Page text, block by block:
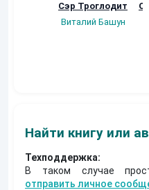
Сэр Троглодит
Виталий Башун
Найти книгу или
Техподдержка:
В таком случае
отправить личное